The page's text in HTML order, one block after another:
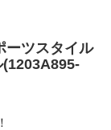
ーツスタイル